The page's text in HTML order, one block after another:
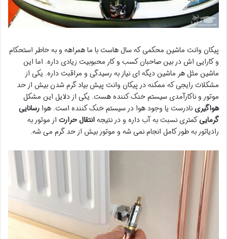
پیکان وانت ماشین محکمی که سال هاست با ما همراهه و به خاطر استحکام
و کارایی اش در بین صاحبان کسب و کار محبوبیت زیادی داره. اما این
ماشین مثل هر ماشین دیگه ای نیاز به رسیدگی و مراقبت داره. یکی از
مشکلات رایجی که ممکنه در پیکان وانت پیش بیاد گرم شدن بیش از حد
موتور و ناکارآمدی سیستم خنک کننده هست. یکی از دلایل این مشکل
هواگیرینادرست یا وجود هوا در سیستم خنک کننده است. هوا رسانایی
گرماییکمتری نسبت به آب داره و در نتیجهانتقال حرارت از موتور به
رادیاتور به طور کامل انجام نمی شه و موتور بیش از حد گرم می شه.